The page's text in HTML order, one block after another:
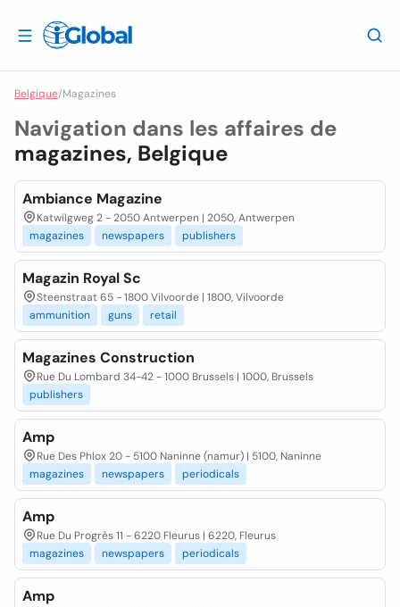
Belgique/Magazines
Navigation dans les affaires de
magazines, Belgique
Ambiance Magazine
Katwilgweg 2 - 2050 Antwerpen | 2050, Antwerpen
magazines
newspapers publishers
Magazin Royal Sc
Steenstraat 65 - 1800 Vilvoorde | 1800, Vilvoorde
ammunition
guns retail
Magazines Construction
Rue Du Lombard 34-42 - 1000 Brussels | 1000, Brussels
publishers
Amp
Rue Des Phlox 20 - 5100 Naninne (namur) | 5100, Naninne
magazines
newspapers periodicals
Amp
Rue Du Progrès 11 - 6220 Fleurus | 6220, Fleurus
magazines
newspapers periodicals
Amp